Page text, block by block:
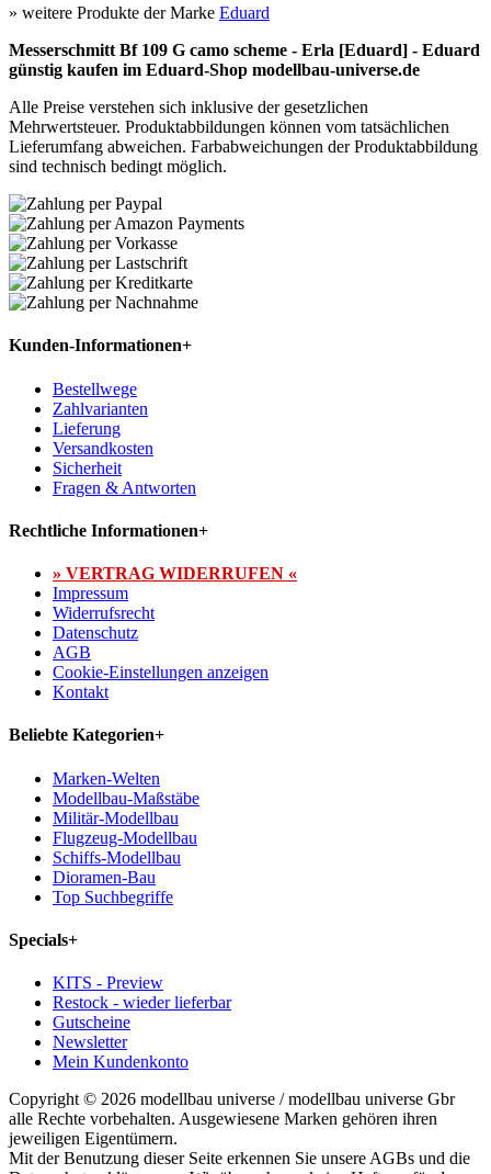
» weitere Produkte der Marke Eduard
Messerschmitt Bf 109 G camo scheme - Erla [Eduard] - Eduard
günstig kaufen im Eduard-Shop modellbau-universe.de
Alle Preise verstehen sich inklusive der gesetzlichen
Mehrwertsteuer. Produktabbildungen können vom tatsächlichen
Lieferumfang abweichen. Farbabweichungen der Produktabbildung
sind technisch bedingt möglich.
Kunden-Informationen+
Bestellwege
Zahlvarianten
Lieferung
Versandkosten
Sicherheit
Fragen & Antworten
Rechtliche Informationen+
» VERTRAG WIDERRUFEN «
Impressum
Widerrufsrecht
Datenschutz
AGB
Cookie-Einstellungen anzeigen
Kontakt
Beliebte Kategorien+
Marken-Welten
Modellbau-Maßstäbe
Militär-Modellbau
Flugzeug-Modellbau
Schiffs-Modellbau
Dioramen-Bau
Top Suchbegriffe
Specials+
KITS - Preview
Restock - wieder lieferbar
Gutscheine
Newsletter
Mein Kundenkonto
Copyright © 2026 modellbau universe / modellbau universe Gbr
alle Rechte vorbehalten. Ausgewiesene Marken gehören ihren
jeweiligen Eigentümern.
Mit der Benutzung dieser Seite erkennen Sie unsere AGBs und die